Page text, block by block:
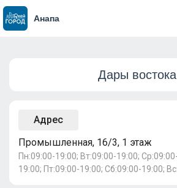
Анапа
Дары востока
Адрес
Промышленная, 16/3, 1 этаж
Пн:09:00-19:00; Вт:09:00-19:00;
19:00; Пт:09:00-19:00; Сб:09:00-19:00;